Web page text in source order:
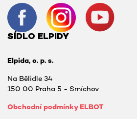
SÍDLO ELPIDY
Elpida, o. p. s.
Na Bělidle 34
150 00 Praha 5 - Smíchov
Obchodní podmínky ELBOT